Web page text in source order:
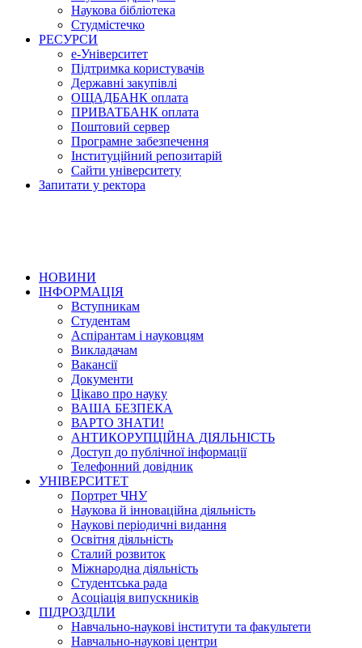
Наукова бібліотека
Студмістечко
РЕСУРСИ
е-Університет
Підтримка користувачів
Державні закупівлі
ОЩАДБАНК оплата
ПРИВАТБАНК оплата
Поштовий сервер
Програмне забезпечення
Інституційний репозитарій
Сайти університету
Запитати у ректора
НОВИНИ
ІНФОРМАЦІЯ
Вступникам
Студентам
Аспірантам і науковцям
Викладачам
Вакансії
Документи
Цікаво про науку
ВАША БЕЗПЕКА
ВАРТО ЗНАТИ!
АНТИКОРУПЦІЙНА ДІЯЛЬНІСТЬ
Доступ до публічної інформації
Телефонний довідник
УНІВЕРСИТЕТ
Портрет ЧНУ
Наукова й інноваційна діяльність
Наукові періодичні видання
Освітня діяльність
Сталий розвиток
Міжнародна діяльність
Студентська рада
Асоціація випускників
ПІДРОЗДІЛИ
Навчально-наукові інститути та факультети
Навчально-наукові центри